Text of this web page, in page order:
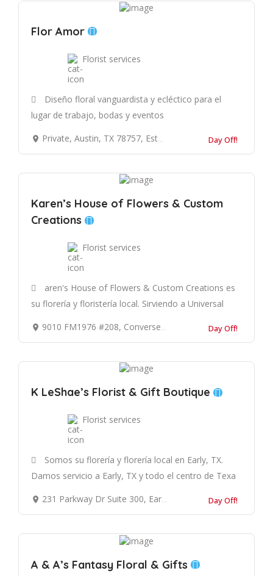
Flor Amor
Florist services
Diseño floral vanguardista y ecléctico para el
lugar de trabajo, bodas y eventos
Private, Austin, TX 78757, Estados Unidos
Day Off!
Karen’s House of Flowers & Custom
Creations
Florist services
aren's House of Flowers & Custom Creations es
su florería y floristería local. Sirviendo a Universal
9010 FM1976 #208, Converse, TX 78109, Estados Unidos
Day Off!
K LeShae’s Florist & Gift Boutique
Florist services
Somos su florería y florería local en Early, TX.
Damos servicio a Early, TX y todo el centro de Texa
231 Parkway Dr Suite 300, Early, TX 76802, Estados Unidos
Day Off!
A & A’s Fantasy Floral & Gifts